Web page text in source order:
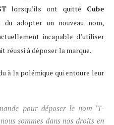
lorsqu’ils ont quitté Cube
adopter un nouveau nom,
incapable d’utiliser
réussi à déposer la marque.
à la polémique qui entoure leur
pour déposer le nom ‘T-
sommes dans nos droits en